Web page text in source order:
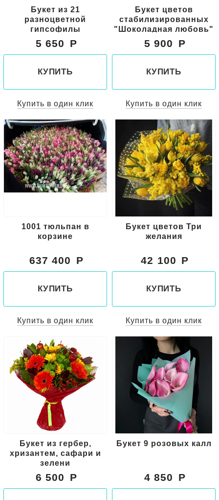
Букет из 21
разноцветной
гипсофилы
5 650
КУПИТЬ
Купить в один клик
Букет цветов
стабилизированных
"Шоколадная любовь"
5 900
КУПИТЬ
Купить в один клик
1001 тюльпан в
корзине
637 400
КУПИТЬ
Купить в один клик
Букет цветов Три
желания
42 100
КУПИТЬ
Купить в один клик
Букет из гербер,
хризантем, сафари и
зелени
6 500
Букет 9 розовых калл
4 850